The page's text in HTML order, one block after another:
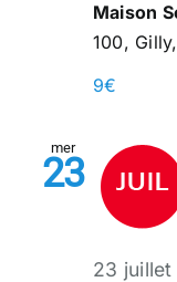
Maison
100,
9€
mer
23
23